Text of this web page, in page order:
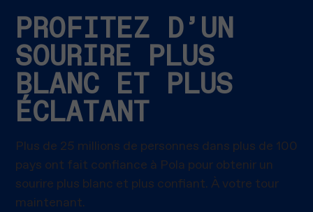
PROFITEZ D’UN
SOURIRE PLUS
BLANC ET PLUS
ÉCLATANT
Plus de 25 millions de personnes dans plus de 100
pays ont fait confiance à Pola pour obtenir un
sourire plus blanc et plus confiant. À votre tour
maintenant.